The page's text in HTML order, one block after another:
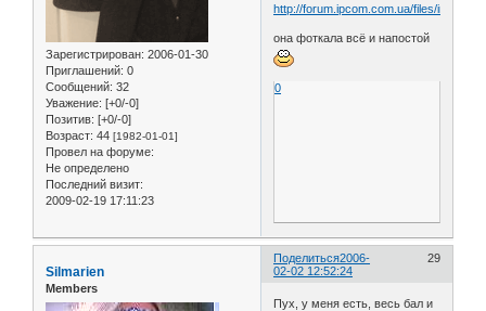
Зарегистрирован: 2006-01-30
Приглашений: 0
Сообщений: 32
Уважение: [+0/-0]
Позитив: [+0/-0]
Возраст: 44 [1982-01-01]
Провел на форуме:
Не определено
Последний визит:
2009-02-19 17:11:23
http://forum.ipcom.com.ua/files/
она фоткала всё и напостой
0
Поделиться 29
2006-
02-02 12:52:24
Silmarien
Members
Пух, у меня есть, весь бал и